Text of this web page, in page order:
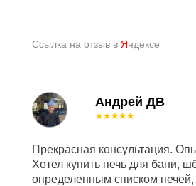
Ссылка на отзыв в Яндексе
Андрей ДВ
★★★★★
Прекрасная консультация.
Хотел купить печь для бани,
определенным списком